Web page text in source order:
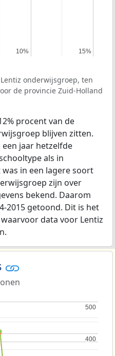
10%
10% 15%
15%
onderwijsgroep, ten
de provincie Zuid-Holland
procent van de
blijven zitten.
jaar hetzelfde
als in
in een lagere soort
zijn over
bekend. Daarom
2015 getoond. Dit is het
data voor Lentiz
400
400
500
500